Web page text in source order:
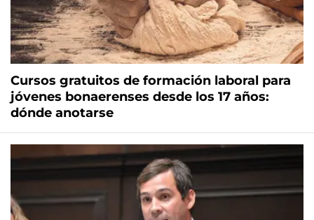
Cursos gratuitos de formación laboral para
jóvenes bonaerenses desde los 17 años:
dónde anotarse